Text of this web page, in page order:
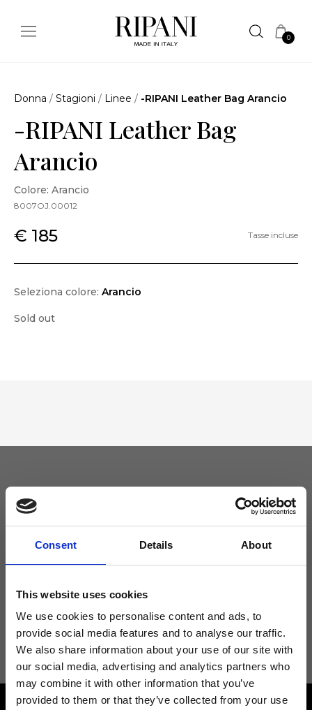
Consent Details About
This website uses cookies
We use cookies to personalise content and ads, to
provide social media features and to analyse our traffic.
We also share information about your use of our site with
our social media, advertising and analytics partners who
may combine it with other information that you’ve
provided to them or that they’ve collected from your use
0
Donna / Stagioni / Linee / -RIPANI Leather Bag Arancio
-RIPANI Leather Bag
Arancio
Colore: Arancio
8007OJ.00012
€ 185 Tasse incluse
Seleziona colore: Arancio
Sold out
Tieniti aggiornato
Non perdere le novità di Ripani, iscriviti alla newsletter!
Acconsento a ricevere novità e promo da Ripani. Per maggiori
informazioni consulta laPrivacy Policy.